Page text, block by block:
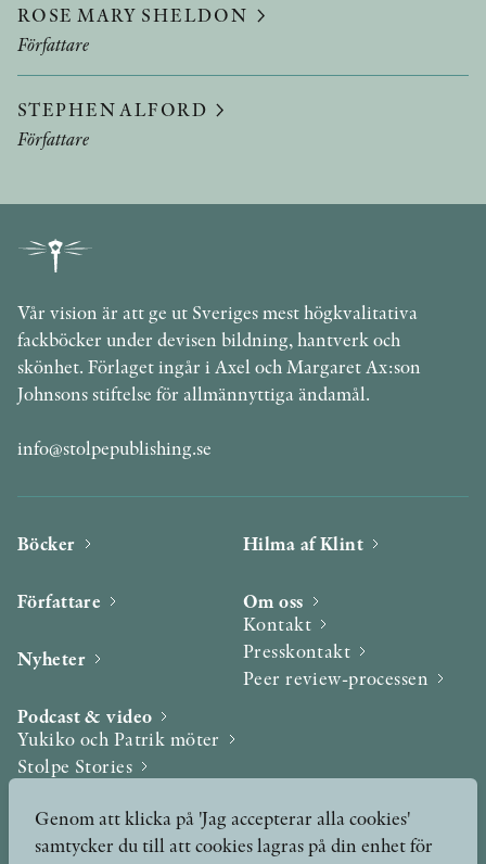
ROSE MARY SHELDON
Författare
STEPHEN ALFORD
Författare
Vår vision är att ge ut Sveriges mest högkvalitativa
fackböcker under devisen bildning, hantverk och
skönhet. Förlaget ingår i Axel och Margaret Ax:son
Johnsons stiftelse för allmännyttiga ändamål.
info@stolpepublishing.se
Böcker
Författare
Nyheter
Podcast & video
Yukiko och Patrik möter
Stolpe Stories
Utmärkelser & Format
Hilma af Klint
Om oss
Kontakt
Presskontakt
Peer review-processen
Genom att klicka på 'Jag accepterar alla cookies'
samtycker du till att cookies lagras på din enhet för